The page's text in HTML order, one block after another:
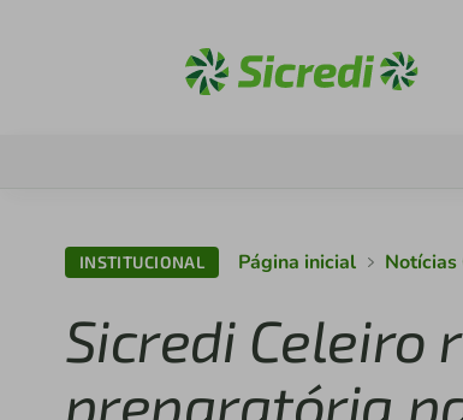
INSTITUCIONAL Página inicial Notícias
Sicredi Celeiro
preparatória